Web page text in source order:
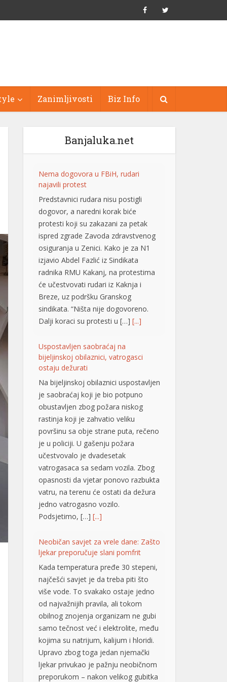
Zanimljivosti Biz Info
Banjaluka.net
Nema dogovora u FBiH, rudari
najavili protest
Predstavnici rudara nisu postigli
dogovor, a naredni korak biće
protesti koji su zakazani za petak
ispred zgrade Zavoda zdravstvenog
osiguranja u Zenici. Kako je za N1
izjavio Abdel Fazlić iz Sindikata
radnika RMU Kakanj, na protestima
će učestvovati rudari iz Kaknja i
Breze, uz podršku Granskog
sindikata. “Ništa nije dogovoreno.
Dalji koraci su protesti u […] [...]
Uspostavljen saobraćaj na
bijeljinskoj obilaznici, vatrogasci
ostaju dežurati
Na bijeljinskoj obilaznici uspostavljen
je saobraćaj koji je bio potpuno
obustavljen zbog požara niskog
rastinja koji je zahvatio veliku
površinu sa obje strane puta, rečeno
je u policiji. U gašenju požara
učestvovalo je dvadesetak
vatrogasaca sa sedam vozila. Zbog
opasnosti da vjetar ponovo razbukta
vatru, na terenu će ostati da dežura
jedno vatrogasno vozilo.
Podsjetimo, […] [...]
Neobičan savjet za vrele dane: Zašto
ljekar preporučuje slani pomfrit
Kada temperatura pređe 30 stepeni,
najčešći savjet je da treba piti što
više vode. To svakako ostaje jedno
od najvažnijih pravila, ali tokom
obilnog znojenja organizam ne gubi
samo tečnost već i elektrolite, među
kojima su natrijum, kalijum i hloridi.
Upravo zbog toga jedan njemački
ljekar privukao je pažnju neobičnom
preporukom – nakon velikog gubitka